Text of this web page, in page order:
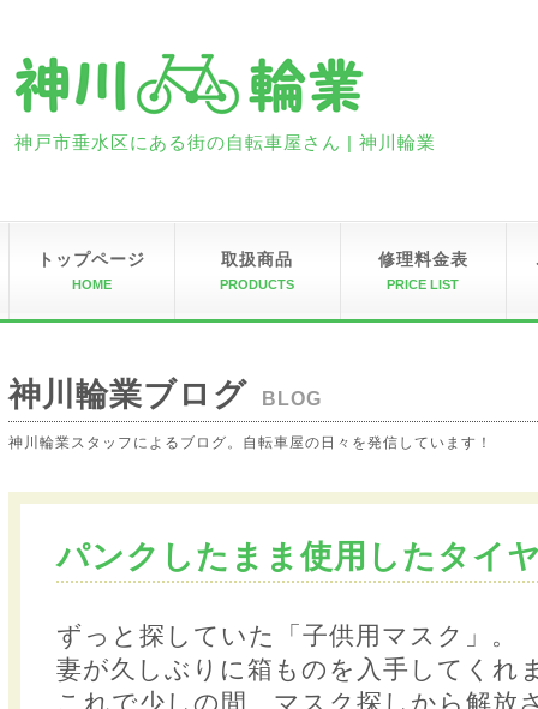
神戸市垂水区にある街の自転車屋さん | 神川輪業
トップページ
HOME
取扱商品
PRODUCTS
修理料金表
PRICE LIST
神川輪業ブログ BLOG
神川輪業スタッフによるブログ。自転車屋の日々を発信しています！
パンクしたまま使用したタイ
ずっと探していた「子供用マスク」。
妻が久しぶりに箱ものを入手してくれ
これで少しの間、マスク探しから解放